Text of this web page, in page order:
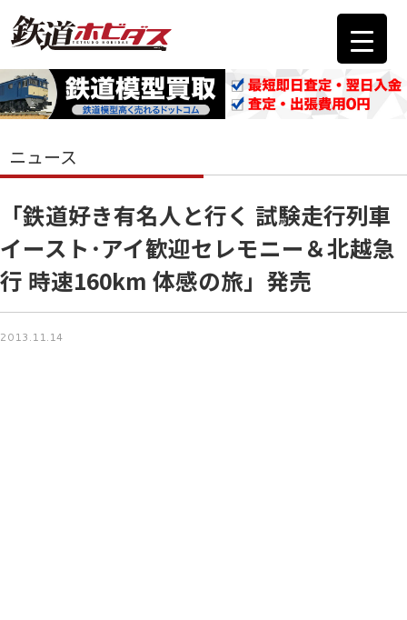
ニュース
「鉄道好き有名人と行く 試験走行列車
イースト･アイ歓迎セレモニー＆北越急
行 時速160km 体感の旅」発売
2013.11.14